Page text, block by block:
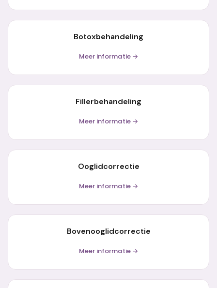
Botoxbehandeling
Meer informatie →
Fillerbehandeling
Meer informatie →
Ooglidcorrectie
Meer informatie →
Bovenooglidcorrectie
Meer informatie →